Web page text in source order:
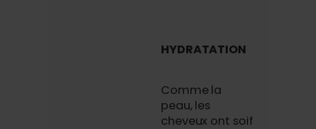
HYDRATATION
Comme la
peau, les
cheveux ont soif